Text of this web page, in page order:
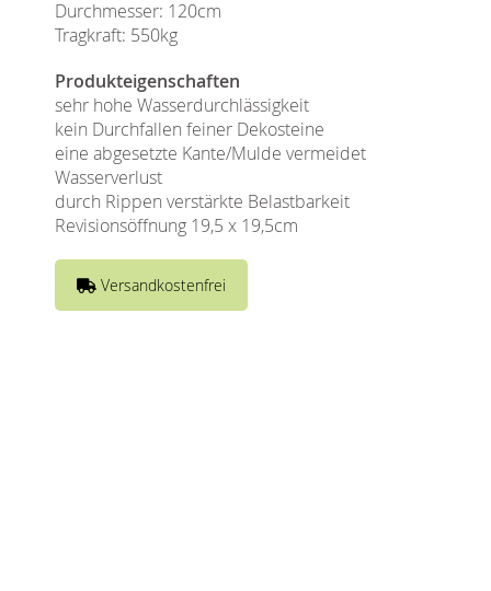
Durchmesser: 120cm
Tragkraft: 550kg
Produkteigenschaften
sehr hohe Wasserdurchlässigkeit
kein Durchfallen feiner Dekosteine
eine abgesetzte Kante/Mulde vermeidet
Wasserverlust
durch Rippen verstärkte Belastbarkeit
Revisionsöffnung 19,5 x 19,5cm
Versandkostenfrei